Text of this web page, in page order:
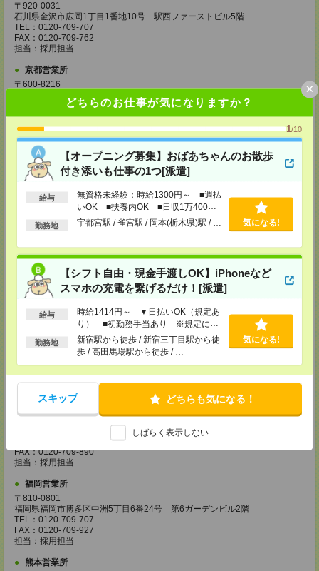
どちらのお仕事が気になりますか？
1/10
【オープニング募集】おばあちゃんのお散歩
付き添いも仕事の1つ[派遣]
給与
無資格未経験：時給1300円～ ■週払
いOK ■扶養内OK ■日収1万400円
以上
勤務地 宇都宮駅 / 雀宮駅 / 岡本(栃木県)駅 / … 気になる!
【シフト自由・現金手渡しOK】iPhoneなど
スマホの充電を繋げるだけ！[派遣]
給与
時給1414円～ ▼日払いOK（規定あ
り） ■初勤務手当あり ※規定によ
る
勤務地
新宿駅から徒歩 / 新宿三丁目駅から徒
歩 / 高田馬場駅から徒歩 / …
気になる!
スキップ どちらも気になる！
しばらく表示しない
×
〒920-0031
石川県金沢市広岡1丁目1番地10号 駅西ファーストビル5階
TEL：0120-709-707
FAX：0120-709-762
担当：採用担当
京都営業所
〒600-8216
京都府京都市下京区新町通七条下ル東塩小路町593番地 トラスコクリスタ
TEL：0120-709-707
FAX：0120-709-751
担当：採用担当
大阪営業所
〒530-0017
大阪府大阪市北区角田町8番1号 大阪梅田ツインタワーズ・ノース34階
TEL：0120-995-985
FAX：0120-992-568
〒650-0044
兵庫県神戸市中央区東川崎町1丁目3番3号 神戸ハーバーランドセンタービ
ル18階
TEL：0120-995-984
FAX：0120-709-785
〒730-0031
広島県広島市中区紙屋町2丁目1番地22号 広島興銀ビル11階
TEL：0120-709-707
FAX：0120-934-504
担当：採用担当
松山営業所
愛媛県松山市三番町7丁目1番地21号 ジブラルタ生命松山ビル8階
FAX：0120-709-890
担当：採用担当
福岡営業所
〒810-0801
福岡県福岡市博多区中洲5丁目6番24号 第6ガーデンビル2階
TEL：0120-709-707
FAX：0120-709-927
担当：採用担当
熊本営業所